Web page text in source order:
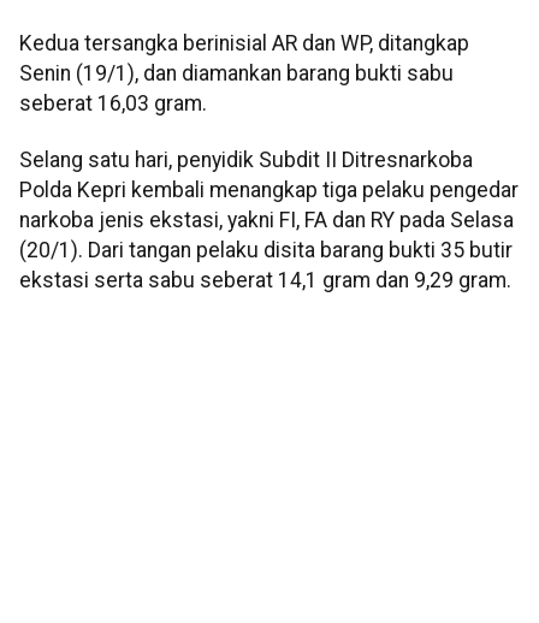
Kedua tersangka berinisial AR dan WP, ditangkap
Senin (19/1), dan diamankan barang bukti sabu
seberat 16,03 gram.
Selang satu hari, penyidik Subdit II Ditresnarkoba
Polda Kepri kembali menangkap tiga pelaku pengedar
narkoba jenis ekstasi, yakni FI, FA dan RY pada Selasa
(20/1). Dari tangan pelaku disita barang bukti 35 butir
ekstasi serta sabu seberat 14,1 gram dan 9,29 gram.